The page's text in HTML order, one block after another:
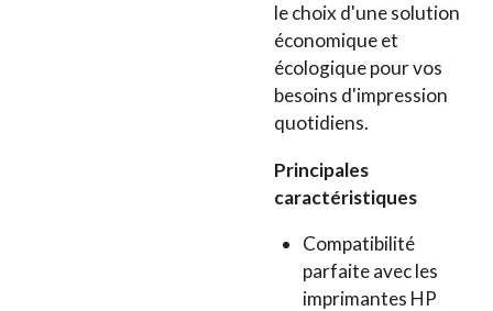
le choix d'une solution
économique et
écologique pour vos
besoins d'impression
quotidiens.
Principales
caractéristiques
Compatibilité
parfaite avec les
imprimantes HP